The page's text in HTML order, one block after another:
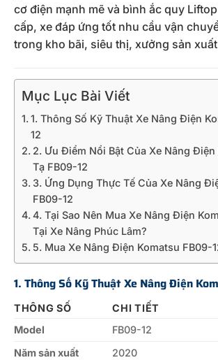
cơ điện mạnh mẽ và bình ắc quy
cấp, xe đáp ứng tốt nhu cầu vận
trong kho bãi, siêu thị, xưởng sản
Mục Lục Bài Viết
1. Thông Số Kỹ Thuật Xe Nâng Điện
12
2. Ưu Điểm Nổi Bật Của Xe Nâng Điện
Tạ FB09-12
3. Ứng Dụng Thực Tế Của Xe Nâng
FB09-12
4. Tại Sao Nên Mua Xe Nâng Điện
Tại Xe Nâng Phúc Lâm?
5. Mua Xe Nâng Điện Komatsu FB09-
1. Thông Số Kỹ Thuật Xe Nâng Điện
THÔNG SỐ
CHI TIẾT
Model
FB09-12
Năm sản xuất
2020